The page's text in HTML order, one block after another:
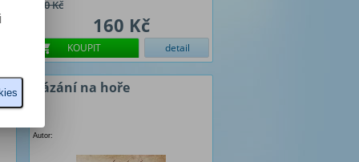
200 Kč
160 Kč
KOUPIT detail
Kázání na hoře
Autor: